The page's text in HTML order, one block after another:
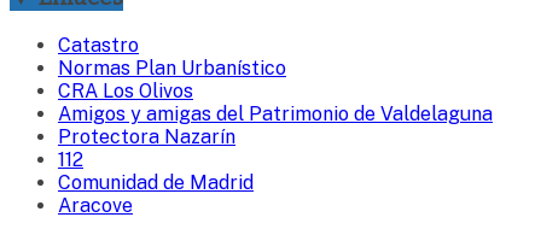
Catastro
Normas Plan Urbanístico
CRA Los Olivos
Amigos y amigas del Patrimonio de Valdelaguna
Protectora Nazarín
112
Comunidad de Madrid
Aracove